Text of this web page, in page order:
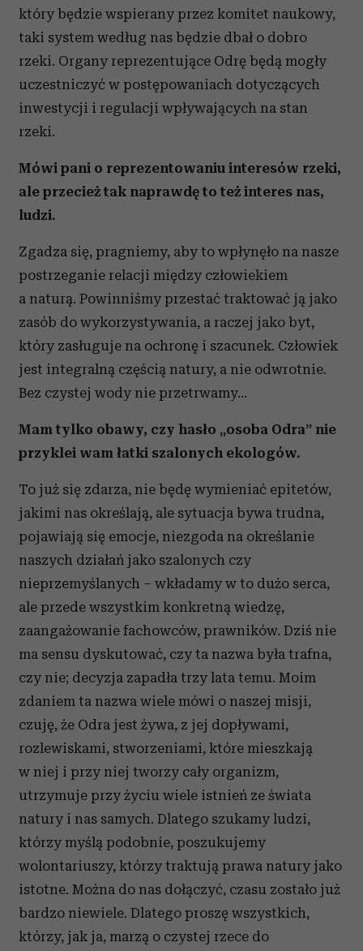
który będzie wspierany przez komitet naukowy,
taki system według nas będzie dbał o dobro
rzeki. Organy reprezentujące Odrę będą mogły
uczestniczyć w postępowaniach dotyczących
inwestycji i regulacji wpływających na stan
rzeki.
Mówi pani o reprezentowaniu interesów rzeki,
ale przecież tak naprawdę to też interes nas,
ludzi.
Zgadza się, pragniemy, aby to wpłynęło na nasze
postrzeganie relacji między człowiekiem
a naturą. Powinniśmy przestać traktować ją jako
zasób do wykorzystywania, a raczej jako byt,
który zasługuje na ochronę i szacunek. Człowiek
jest integralną częścią natury, a nie odwrotnie.
Bez czystej wody nie przetrwamy…
Mam tylko obawy, czy hasło „osoba Odra” nie
przyklei wam łatki szalonych ekologów.
To już się zdarza, nie będę wymieniać epitetów,
jakimi nas określają, ale sytuacja bywa trudna,
pojawiają się emocje, niezgoda na określanie
naszych działań jako szalonych czy
nieprzemyślanych – wkładamy w to dużo serca,
ale przede wszystkim konkretną wiedzę,
zaangażowanie fachowców, prawników. Dziś nie
ma sensu dyskutować, czy ta nazwa była trafna,
czy nie; decyzja zapadła trzy lata temu. Moim
zdaniem ta nazwa wiele mówi o naszej misji,
czuję, że Odra jest żywa, z jej dopływami,
rozlewiskami, stworzeniami, które mieszkają
w niej i przy niej tworzy cały organizm,
utrzymuje przy życiu wiele istnień ze świata
natury i nas samych. Dlatego szukamy ludzi,
którzy myślą podobnie, poszukujemy
wolontariuszy, którzy traktują prawa natury jako
istotne. Można do nas dołączyć, czasu zostało już
bardzo niewiele. Dlatego proszę wszystkich,
którzy, jak ja, marzą o czystej rzece do